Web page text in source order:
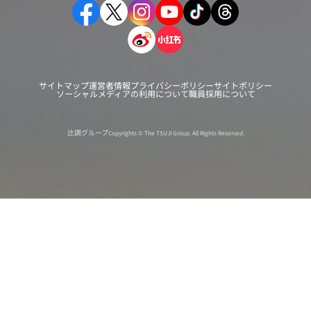
サイトマップ運営者情報プライバシーポリシーサイトポリシー
ソーシャルメディアの利用について職員採用について
辻調グループCopyrights © The TSUJI Group. All Rights Reserved.